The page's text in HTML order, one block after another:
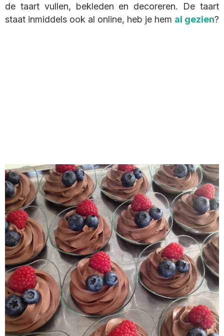
de taart vullen, bekleden en decoreren. De taart
staat inmiddels ook al online, heb je hem al gezien?